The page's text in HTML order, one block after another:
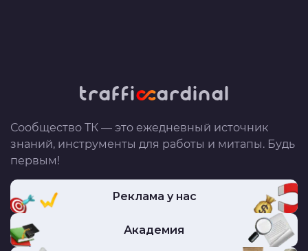
Сообщество ТК — это ежедневный источник
знаний, инструменты для работы и митапы. Будь
первым!
Реклама у нас
Академия